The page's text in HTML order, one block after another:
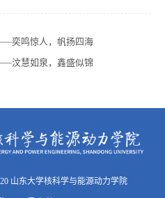
奕鸣惊人，帆扬四海
汶慧如泉，鑫盛似锦
山东大学核科学与能源动力学院